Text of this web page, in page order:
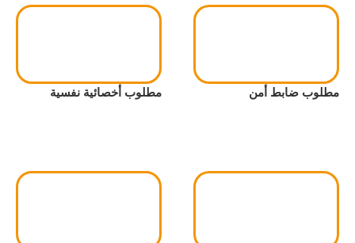
مطلوب ضابط أمن مطلوب أخصائية نفسية